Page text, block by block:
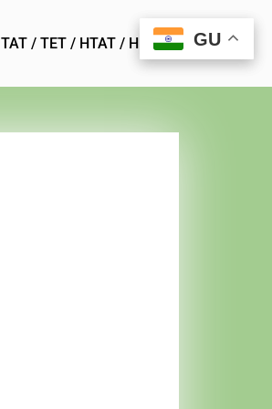
TAT / TET / HTAT / HMAT GU
GU